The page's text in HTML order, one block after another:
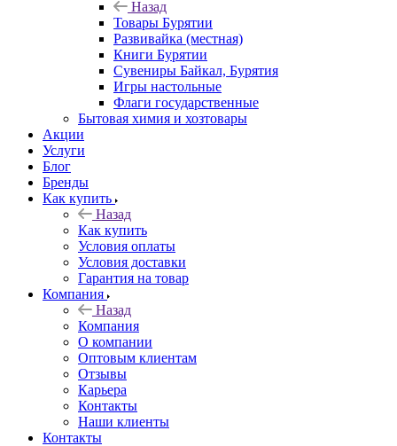
Назад
Товары Бурятии
Развивайка (местная)
Книги Бурятии
Сувениры Байкал, Бурятия
Игры настольные
Флаги государственные
Бытовая химия и хозтовары
Акции
Услуги
Блог
Бренды
Как купить
Назад
Как купить
Условия оплаты
Условия доставки
Гарантия на товар
Компания
Назад
Компания
О компании
Оптовым клиентам
Отзывы
Карьера
Контакты
Наши клиенты
Контакты